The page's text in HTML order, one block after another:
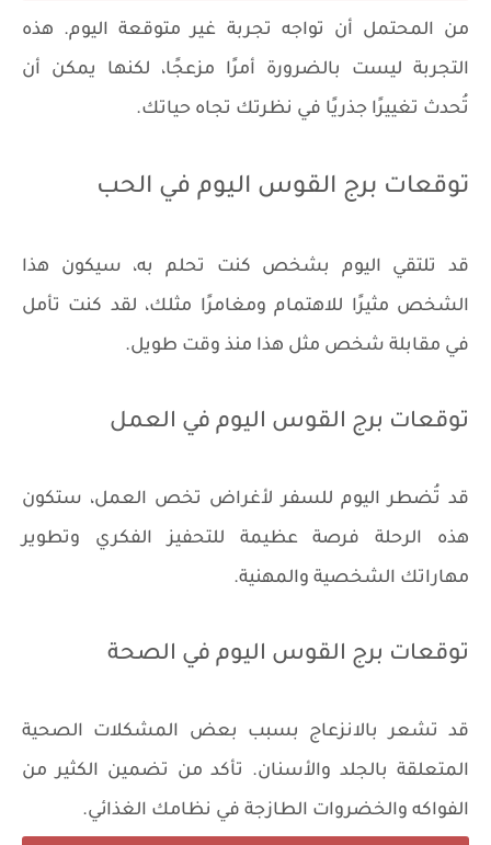
من المحتمل أن تواجه تجربة غير متوقعة اليوم. هذه
التجربة ليست بالضرورة أمرًا مزعجًا، لكنها يمكن أن
تُحدث تغييرًا جذريًا في نظرتك تجاه حياتك.
توقعات برج القوس اليوم في الحب
قد تلتقي اليوم بشخص كنت تحلم به، سيكون هذا
الشخص مثيرًا للاهتمام ومغامرًا مثلك، لقد كنت تأمل
في مقابلة شخص مثل هذا منذ وقت طويل.
توقعات برج القوس اليوم في العمل
قد تُضطر اليوم للسفر لأغراض تخص العمل، ستكون
هذه الرحلة فرصة عظيمة للتحفيز الفكري وتطوير
مهاراتك الشخصية والمهنية.
توقعات برج القوس اليوم في الصحة
قد تشعر بالانزعاج بسبب بعض المشكلات الصحية
المتعلقة بالجلد والأسنان. تأكد من تضمين الكثير من
الفواكه والخضروات الطازجة في نظامك الغذائي.